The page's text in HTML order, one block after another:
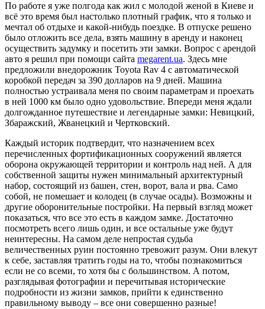
По работе я уже полгода как жил с молодой женой в Киеве и
всё это время был настолько плотный график, что я только и
мечтал об отдыхе и какой-нибудь поездке. В отпуске решено
было отложить все дела, взять машину в аренду и наконец
осуществить задумку и посетить эти замки. Вопрос с арендой
авто я решил при помощи сайта megarent.ua. Здесь мне
предложили внедорожник Toyota Rav 4 с автоматической
коробкой передач за 390 долларов на 9 дней. Машина
полностью устраивала меня по своим параметрам и проехать
в ней 1000 км было одно удовольствие. Впереди меня ждали
долгожданное путешествие и легендарные замки: Невицкий,
Збаражский, Жванецкий и Чертковский.
Каждый историк подтвердит, что назначением всех
перечисленных фортификационных сооружений является
оборона окружающей территории и контроль над ней. А для
собственной защиты нужен минимальный архитектурный
набор, состоящий из башен, стен, ворот, вала и рва. Само
собой, не помешает и колодец (в случае осады). Возможны и
другие оборонительные постройки. На первый взгляд может
показаться, что все это есть в каждом замке. Достаточно
посмотреть всего лишь один, и все остальные уже будут
неинтересны. На самом деле непростая судьба
величественных руин постоянно тревожит разум. Они влекут
к себе, заставляя тратить годы на то, чтобы познакомиться
если не со всеми, то хотя бы с большинством. А потом,
разглядывая фотографии и перечитывая исторические
подробности из жизни замков, прийти к единственно
правильному выводу – все они совершенно разные!